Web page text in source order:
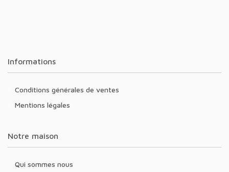
Informations
Conditions générales de ventes
Mentions légales
Notre maison
Qui sommes nous